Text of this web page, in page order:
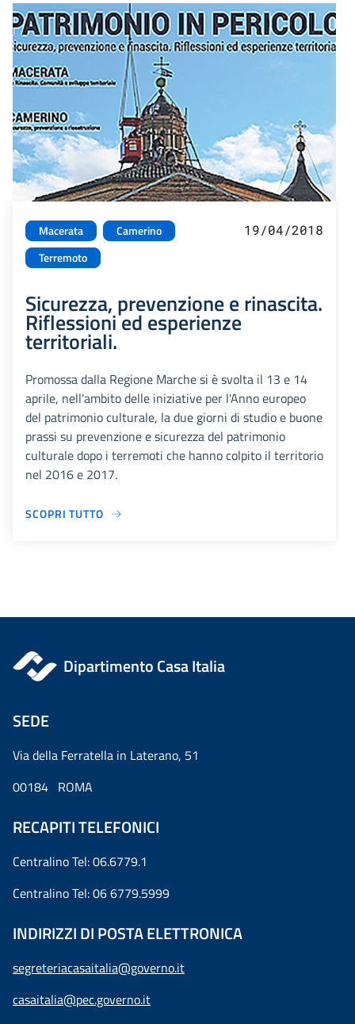
Macerata
Camerino
Terremoto
19/04/2018
Sicurezza, prevenzione e rinascita.
Riflessioni ed esperienze
territoriali.
Promossa dalla Regione Marche si è svolta il 13 e 14
aprile, nell'ambito delle iniziative per l'Anno europeo
del patrimonio culturale, la due giorni di studio e buone
prassi su prevenzione e sicurezza del patrimonio
culturale dopo i terremoti che hanno colpito il territorio
nel 2016 e 2017.
SCOPRI TUTTO
Dipartimento Casa Italia
SEDE
Via della Ferratella in Laterano, 51
00184 ROMA
RECAPITI TELEFONICI
Centralino Tel: 06.6779.1
Centralino Tel: 06 6779.5999
INDIRIZZI DI POSTA ELETTRONICA
segreteriacasaitalia@governo.it
casaitalia@pec.governo.it